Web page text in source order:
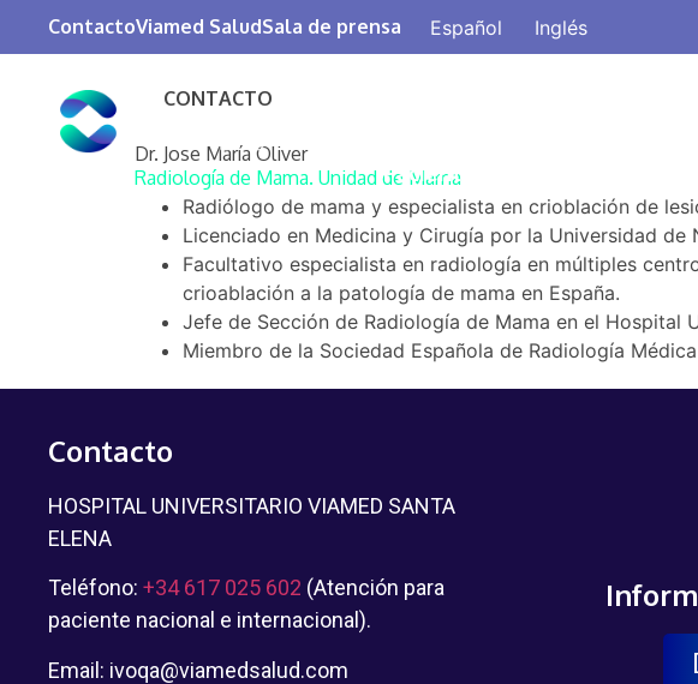
ContactoViamed SaludSala de prensa Español Inglés
Paciente Internacional
INSTITUTO VIAMED DE
ONCOLOGÍA QUIRÚRGICA
Equipo profesional
CONTACTO
Dr. Jose María Oliver
Radiología de Mama. Unidad de Mama
Radiólogo de mama y especialista en crioblación de
Licenciado en Medicina y Cirugía por la Universidad
Facultativo especialista en radiología en múltiples
crioablación a la patología de mama en España.
Jefe de Sección de Radiología de Mama en el Hospital
Miembro de la Sociedad Española de Radiología
Contacto
HOSPITAL UNIVERSITARIO VIAMED SANTA
ELENA
Teléfono: +34 617 025 602 (Atención para
paciente nacional e internacional).
Email: ivoqa@viamedsalud.com